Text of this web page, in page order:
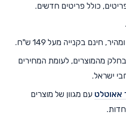
כולל פריטים חדשים.
חינם בקנייה מעל 149 ש"ח.
בחלק מהמוצרים, לעומת המחירים
ישראל.
אאוטלט עם מגוון של מוצרים